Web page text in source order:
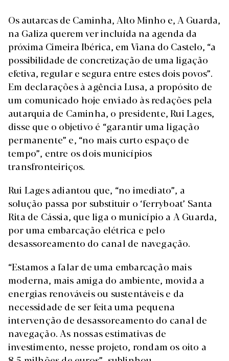
Os autarcas de Caminha, Alto Minho e, A Guarda,
na Galiza querem ver incluída na agenda da
próxima Cimeira Ibérica, em Viana do Castelo, “a
possibilidade de concretização de uma ligação
efetiva, regular e segura entre estes dois povos”.
Em declarações à agência Lusa, a propósito de
um comunicado hoje enviado às redações pela
autarquia de Caminha, o presidente, Rui Lages,
disse que o objetivo é “garantir uma ligação
permanente” e, “no mais curto espaço de
tempo”, entre os dois municípios
transfronteiriços.
Rui Lages adiantou que, “no imediato”, a
solução passa por substituir o ‘ferryboat’ Santa
Rita de Cássia, que liga o município a A Guarda,
por uma embarcação elétrica e pelo
desassoreamento do canal de navegação.
“Estamos a falar de uma embarcação mais
moderna, mais amiga do ambiente, movida a
energias renováveis ou sustentáveis e da
necessidade de ser feita uma pequena
intervenção de desassoreamento do canal de
navegação. As nossas estimativas de
investimento, nesse projeto, rondam os oito a